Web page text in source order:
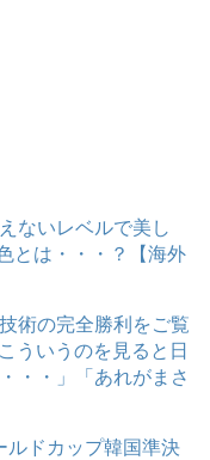
ないレベルで美し
とは・・・？【海外
術の完全勝利をご覧
ういうのを見ると日
・・」「あれがまさ
ドカップ韓国準決